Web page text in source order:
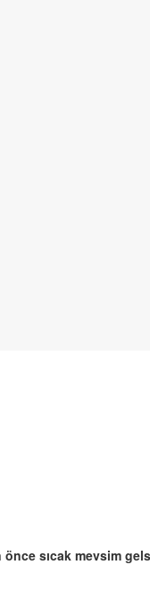
sıcak mevsim